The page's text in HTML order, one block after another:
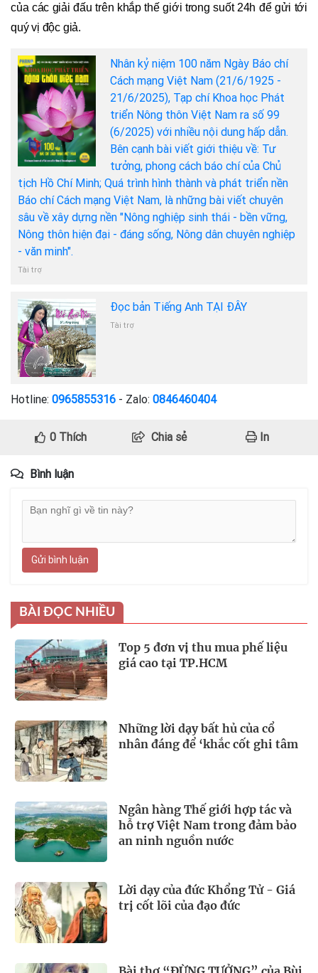
của các giải đấu trên khắp thế giới trong suốt 24h để gửi tới
quý vị độc giả.
Nhân kỷ niệm 100 năm Ngày Báo chí
Cách mạng Việt Nam (21/6/1925 -
21/6/2025), Tạp chí Khoa học Phát
triển Nông thôn Việt Nam ra số 99
(6/2025) với nhiều nội dung hấp dẫn.
Bên cạnh bài viết giới thiệu về: Tư
tưởng, phong cách báo chí của Chủ
tịch Hồ Chí Minh; Quá trình hình thành và phát triển nền
Báo chí Cách mạng Việt Nam, là những bài viết chuyên
sâu về xây dựng nền "Nông nghiệp sinh thái - bền vững,
Nông thôn hiện đại - đáng sống, Nông dân chuyên nghiệp
- văn minh".
Tài trợ
Đọc bản Tiếng Anh TẠI ĐÂY
Tài trợ
Hotline: 0965855316 - Zalo: 0846460404
0Thích Chia sẻ In
Bình luận
Gửi bình luận
BÀI ĐỌC NHIỀU
Top 5 đơn vị thu mua phế liệu
giá cao tại TP.HCM
Những lời dạy bất hủ của cổ
nhân đáng để ‘khắc cốt ghi tâm
Ngân hàng Thế giới hợp tác và
hỗ trợ Việt Nam trong đảm bảo
an ninh nguồn nước
Lời dạy của đức Khổng Tử - Giá
trị cốt lõi của đạo đức